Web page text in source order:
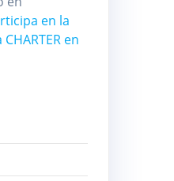
en la
en